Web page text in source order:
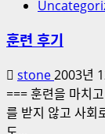
기
래
머
의
주
기
도
훈련 후기
stone2003년
=== 훈련을 마치
를 받지 않고 사회